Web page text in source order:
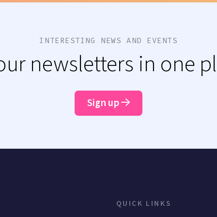
INTERESTING NEWS AND EVENTS
newsletters in one
Sign up
QUICK LINKS